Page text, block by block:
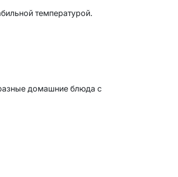
температурой.
домашние блюда с